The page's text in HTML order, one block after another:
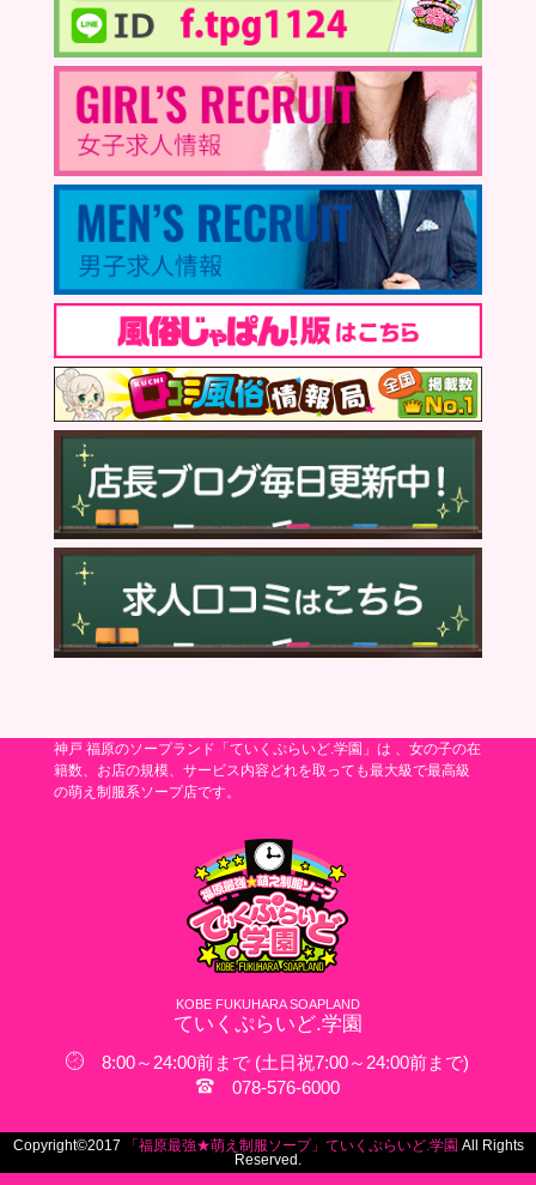
神戸 福原のソープランド「ていくぷらいど.学園」は 、女の子の在
籍数、お店の規模、サービス内容どれを取っても最大級で最高級
の萌え制服系ソープ店です。
KOBE FUKUHARA SOAPLAND
ていくぷらいど.学園
8:00～24:00前まで (土日祝7:00～24:00前まで)
078-576-6000
Copyright©2017 「福原最強★萌え制服ソープ」ていくぷらいど.学園 All Rights
Reserved.